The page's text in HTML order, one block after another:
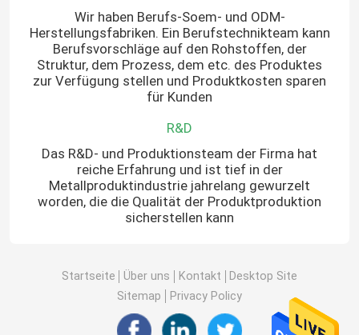
Wir haben Berufs-Soem- und ODM-
Herstellungsfabriken. Ein Berufstechnikteam kann
Berufsvorschläge auf den Rohstoffen, der
Struktur, dem Prozess, dem etc. des Produktes
zur Verfügung stellen und Produktkosten sparen
für Kunden
R&D
Das R&D- und Produktionsteam der Firma hat
reiche Erfahrung und ist tief in der
Metallproduktindustrie jahrelang gewurzelt
worden, die die Qualität der Produktproduktion
sicherstellen kann
Startseite Über uns Kontakt
Desktop Site
Sitemap
Privacy Policy